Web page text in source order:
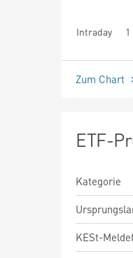
Intraday 1
seit Beginn
Zum Chart
ETF-
Kategorie
KESt-